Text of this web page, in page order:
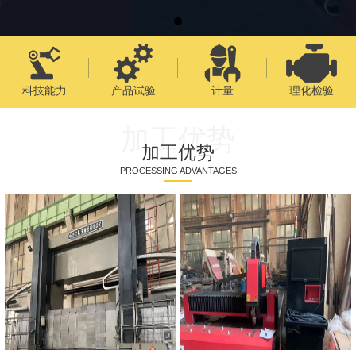
科技能力 产品试验 计量 理化检验
加工优势
加工优势
PROCESSING ADVANTAGES